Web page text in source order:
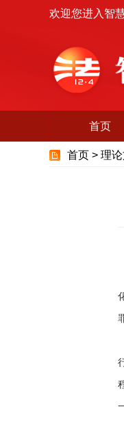
欢迎您进入智
首页
首页 > 理